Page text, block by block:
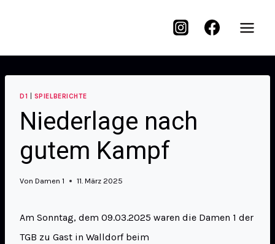
D1 SPIELBERICHTE
Niederlage nach
gutem Kampf
Von Damen 1 11. März 2025
Am Sonntag, dem 09.03.2025 waren die Damen 1 der
TGB zu Gast in Walldorf beim